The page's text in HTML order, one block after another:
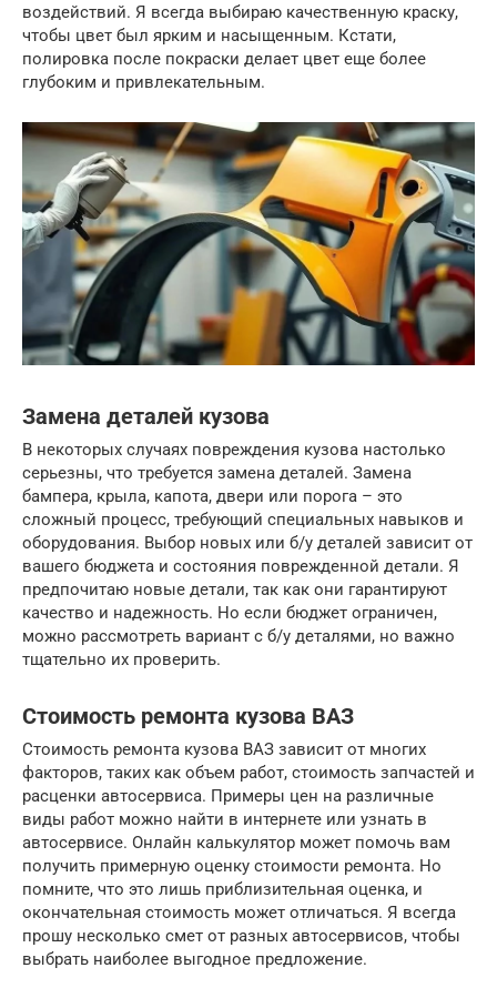
воздействий. Я всегда выбираю качественную краску,
чтобы цвет был ярким и насыщенным. Кстати,
полировка после покраски делает цвет еще более
глубоким и привлекательным.
Замена деталей кузова
В некоторых случаях повреждения кузова настолько
серьезны, что требуется замена деталей. Замена
бампера, крыла, капота, двери или порога – это
сложный процесс, требующий специальных навыков и
оборудования. Выбор новых или б/у деталей зависит от
вашего бюджета и состояния поврежденной детали. Я
предпочитаю новые детали, так как они гарантируют
качество и надежность. Но если бюджет ограничен,
можно рассмотреть вариант с б/у деталями, но важно
тщательно их проверить.
Стоимость ремонта кузова ВАЗ
Стоимость ремонта кузова ВАЗ зависит от многих
факторов, таких как объем работ, стоимость запчастей и
расценки автосервиса. Примеры цен на различные
виды работ можно найти в интернете или узнать в
автосервисе. Онлайн калькулятор может помочь вам
получить примерную оценку стоимости ремонта. Но
помните, что это лишь приблизительная оценка, и
окончательная стоимость может отличаться. Я всегда
прошу несколько смет от разных автосервисов, чтобы
выбрать наиболее выгодное предложение.